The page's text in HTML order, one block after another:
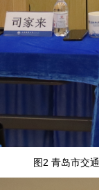
图2 青岛市交